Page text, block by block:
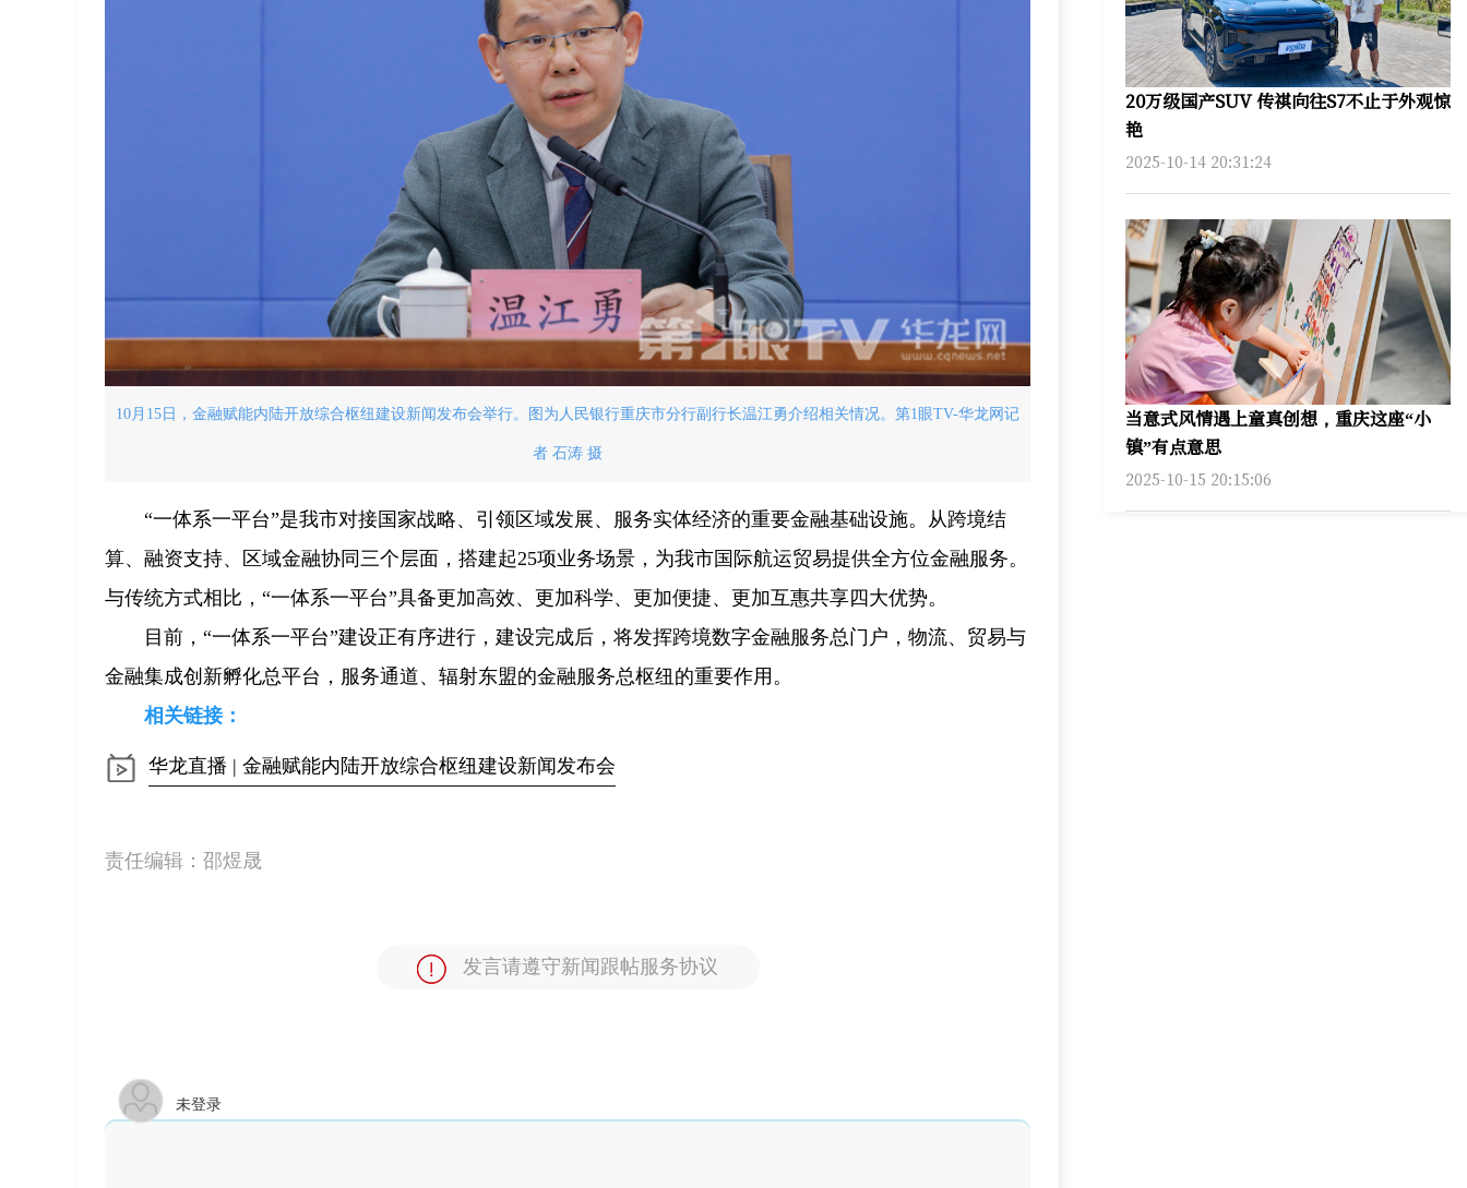
10月15日，金融赋能内陆开放综合枢纽建设新闻发布会举行。图为人民银行重庆市分行副行长温江勇介绍相关情况。第1眼TV-华龙网记
者 石涛 摄
“一体系一平台”是我市对接国家战略、引领区域发展、服务实体经济的重要金融基础设施。从跨境结
算、融资支持、区域金融协同三个层面，搭建起25项业务场景，为我市国际航运贸易提供全方位金融服务。
与传统方式相比，“一体系一平台”具备更加高效、更加科学、更加便捷、更加互惠共享四大优势。
目前，“一体系一平台”建设正有序进行，建设完成后，将发挥跨境数字金融服务总门户，物流、贸易与
金融集成创新孵化总平台，服务通道、辐射东盟的金融服务总枢纽的重要作用。
相关链接：
华龙直播 | 金融赋能内陆开放综合枢纽建设新闻发布会
责任编辑： 邵煜晟
发言请遵守新闻跟帖服务协议
未登录
20万级国产SUV 传祺向往S7不止于外观惊
艳
2025-10-14 20:31:24
当意式风情遇上童真创想，重庆这座“小
镇”有点意思
2025-10-15 20:15:06